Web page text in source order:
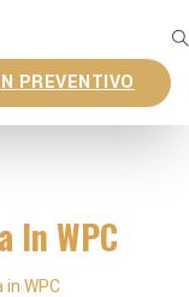
PREVENTIVO
WPC
WPC